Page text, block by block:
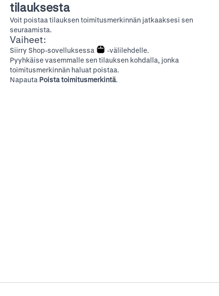
tilauksesta
Voit poistaa tilauksen toimitusmerkinnän jatkaaksesi sen
seuraamista.
Vaiheet:
Siirry Shop-sovelluksessa
-välilehdelle.
Pyyhkäise vasemmalle sen tilauksen kohdalla, jonka
toimitusmerkinnän haluat poistaa.
Napauta Poista toimitusmerkintä.